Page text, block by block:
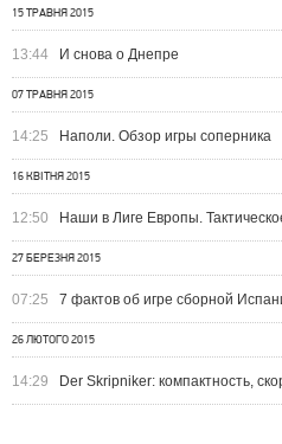
15 ТРАВНЯ 2015
13:44 И снова о Днепре
07 ТРАВНЯ 2015
14:25 Наполи. Обзор игры соперника
16 КВІТНЯ 2015
12:50 Наши в Лиге Европы.
27 БЕРЕЗНЯ 2015
07:25 7 фактов об игре сборной
26 ЛЮТОГО 2015
14:29 Der Skripniker: компактность,